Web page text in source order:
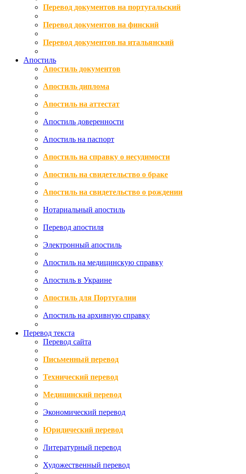
Перевод документов на португальский
Перевод документов на финский
Перевод документов на итальянский
Апостиль
Апостиль документов
Апостиль диплома
Апостиль на аттестат
Апостиль доверенности
Апостиль на паспорт
Апостиль на справку о несудимости
Апостиль на свидетельство о браке
Апостиль на свидетельство о рождении
Нотариальный апостиль
Перевод апостиля
Электронный апостиль
Апостиль на медицинскую справку
Апостиль в Украине
Апостиль для Португалии
Апостиль на архивную справку
Перевод текста
Перевод сайта
Письменный перевод
Технический перевод
Медицинский перевод
Экономический перевод
Юридический перевод
Литературный перевод
Художественный перевод